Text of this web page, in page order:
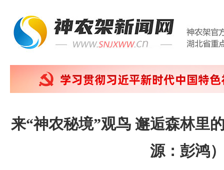
来“神农秘境”观鸟 邂逅森林里
源：彭鸿